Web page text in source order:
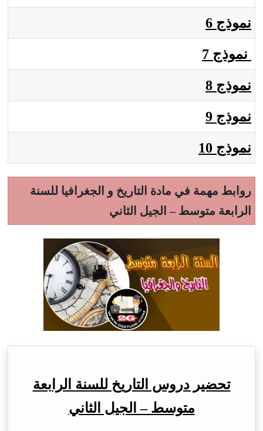
نموذج 6
نموذج 7
نموذج 8
نموذج 9
نموذج 10
روابط مهمة في مادة التاريخ و الجغرافيا للسنة
الرابعة متوسط – الجيل الثاني
تحضير دروس التاريخ للسنة الرابعة
متوسط – الجيل الثاني